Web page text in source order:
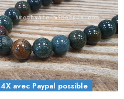
4X avec Paypal possible